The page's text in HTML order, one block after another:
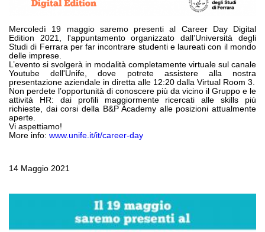
Motori elettrici brushless - Serie MS
Motori a pistoni radiali
Motori Orbitali prodotti per Bondioli & Pavesi
Sistemi di accoppiamento
Controllo
Circuiti idraulici Integrati
Valvole di controllo direzionale
Servocomandi
Scambio termico
Mercoledì 19 maggio saremo presenti al Career Day Digital
Edition 2021, l'appuntamento organizzato dall’Università degli
Studi di Ferrara per far incontrare studenti e laureati con il mondo
delle imprese.
L’evento si svolgerà in modalità completamente virtuale sul canale
Youtube dell'Unife, dove potrete assistere alla nostra
presentazione aziendale in diretta alle 12:20 dalla Virtual Room 3.
Non perdete l’opportunità di conoscere più da vicino il Gruppo e le
attività HR: dai profili maggiormente ricercati alle skills più
richieste, dai corsi della B&P Academy alle posizioni attualmente
aperte.
Vi aspettiamo!
More info: www.unife.it/it/career-day
14 Maggio 2021